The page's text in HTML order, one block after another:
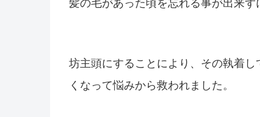
髪の毛があった頃を忘れる事が出来ず
坊主頭にすることにより、その執着
くなって悩みから救われました。